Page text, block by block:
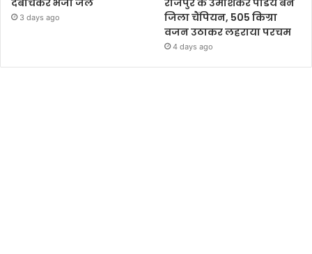
3 days ago
जिला चैंपियन, 505 किग्रा
वजन उठाकर लहराया परचम
4 days ago